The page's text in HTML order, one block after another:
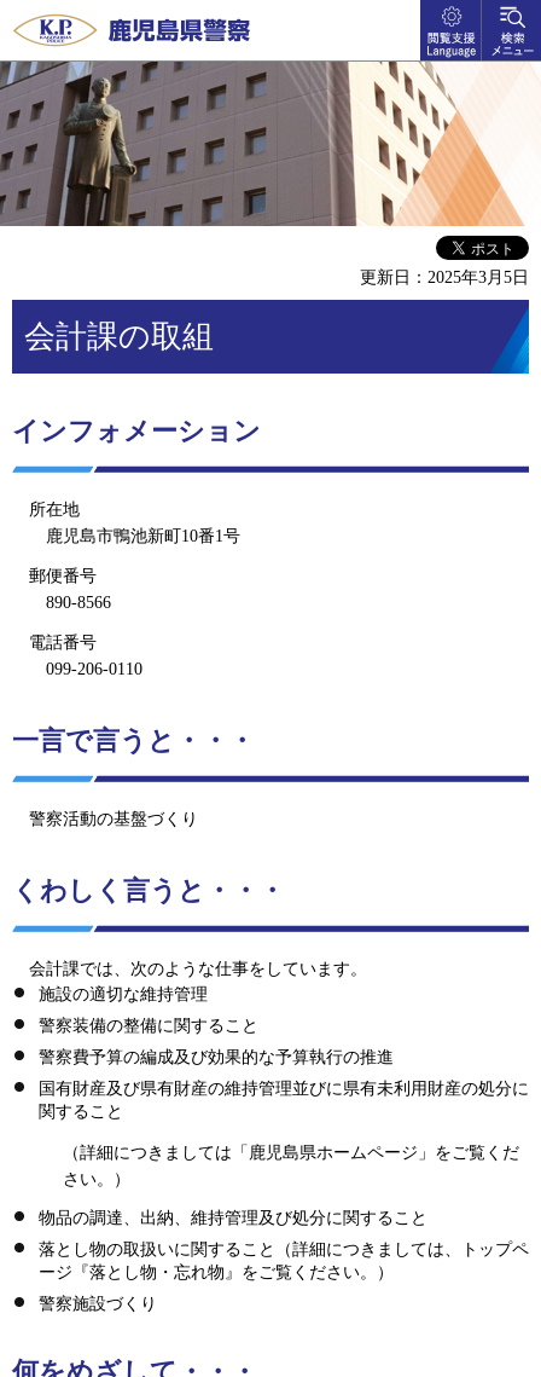
鹿児島県警察
閲覧支
援
language
検索メ
ニュー
更新日：2025年3月5日
会計課の取組
インフォメーション
所在地
鹿児島市鴨池新町10番1号
郵便番号
890-8566
電話番号
099-206-0110
一言で言うと・・・
警察活動の基盤づくり
くわしく言うと・・・
会計課では、次のような仕事をしています。
施設の適切な維持管理
警察装備の整備に関すること
警察費予算の編成及び効果的な予算執行の推進
国有財産及び県有財産の維持管理並びに県有未利用財産の処分に
関すること
（詳細につきましては「鹿児島県ホームページ」をご覧くだ
さい。）
物品の調達、出納、維持管理及び処分に関すること
落とし物の取扱いに関すること（詳細につきましては、トップペ
ージ『落とし物・忘れ物』をご覧ください。）
警察施設づくり